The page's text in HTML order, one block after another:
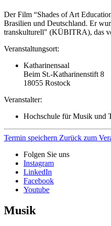
Der Film “Shades of Art
Brasilien und Deutschland. Er
transkulturell" (KÜBITRA), das
Veranstaltungsort:
Katharinensaal
Beim St.-Katharinenstift 8
18055 Rostock
Veranstalter:
Hochschule für Musik und
Termin speichern Zurück zum
Folgen Sie uns
Instagram
LinkedIn
Facebook
Youtube
Musik